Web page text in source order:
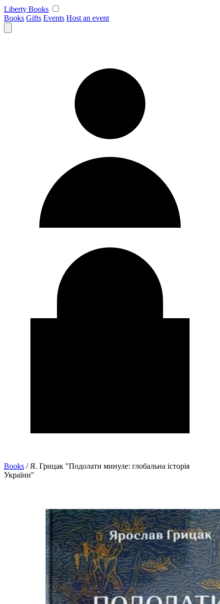
Skip
to
content
Liberty Books
Books Gifts Events Host an event
Books / Я. Грицак "Подолати минуле: глобальна історія
України"